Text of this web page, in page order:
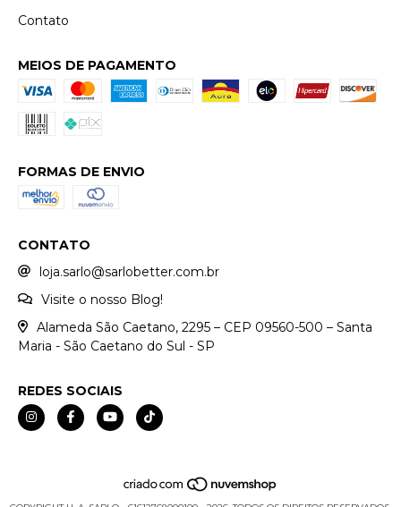
Contato
MEIOS DE PAGAMENTO
FORMAS DE ENVIO
CONTATO
loja.sarlo@sarlobetter.com.br
Visite o nosso Blog!
Alameda São Caetano, 2295 – CEP 09560-500 – Santa
Maria - São Caetano do Sul - SP
REDES SOCIAIS